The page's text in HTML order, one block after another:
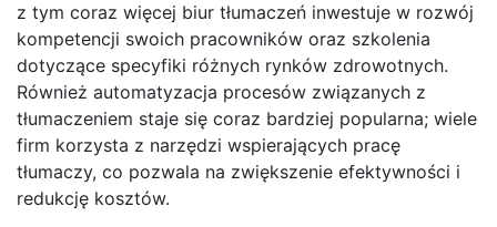
z tym coraz więcej biur tłumaczeń inwestuje w rozwój
kompetencji swoich pracowników oraz szkolenia
dotyczące specyfiki różnych rynków zdrowotnych.
Również automatyzacja procesów związanych z
tłumaczeniem staje się coraz bardziej popularna; wiele
firm korzysta z narzędzi wspierających pracę
tłumaczy, co pozwala na zwiększenie efektywności i
redukcję kosztów.